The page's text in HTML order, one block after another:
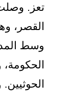
تعز.
القصر،
وسط